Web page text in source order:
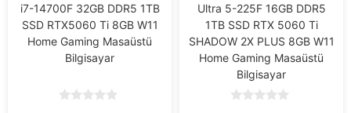
i7-14700F 32GB DDR5 1TB
SSD RTX5060 Ti 8GB W11
Home Gaming Masaüstü
Bilgisayar
Ultra 5-225F 16GB DDR5
1TB SSD RTX 5060 Ti
SHADOW 2X PLUS 8GB W11
Home Gaming Masaüstü
Bilgisayar